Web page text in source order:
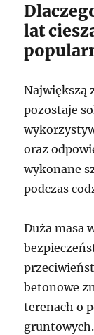
lat
Największą
pozostaje
oraz
wykonane
podczas
Duża masa
betonowe
terenach o
gruntowych.